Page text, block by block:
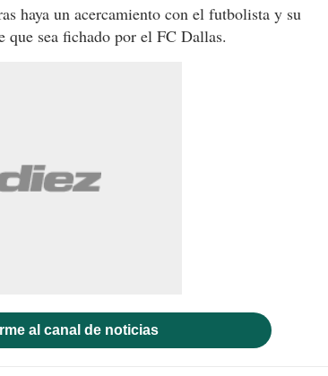
haya un acercamiento con el futbolista y su
que sea fichado por el FC Dallas.
al canal de noticias